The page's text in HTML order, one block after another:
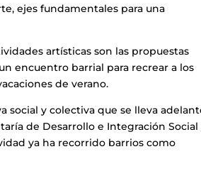
ejes fundamentales para una
artísticas son las propuestas
encuentro barrial para recrear a los
de verano.
social y colectiva que se lleva
de Desarrollo e Integración Social
ya ha recorrido barrios como